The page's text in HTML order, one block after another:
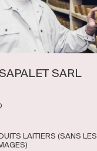
SARL
LAITIERS (SANS LES